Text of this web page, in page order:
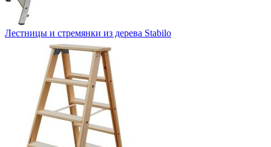
Лестницы и стремянки из дерева Stabilo